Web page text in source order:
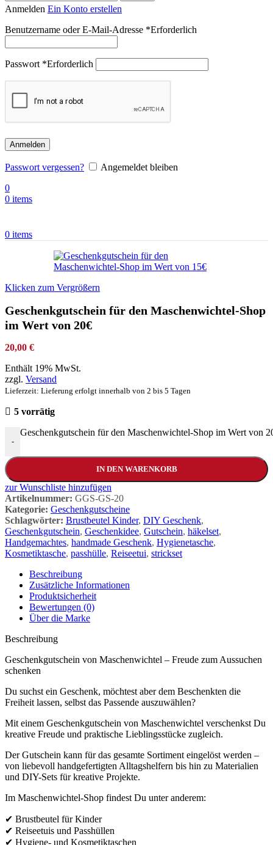
Anmelden Ein Konto erstellen
Benutzername oder E-Mail-Adresse *Erforderlich
Passwort *Erforderlich
Anmelden
Passwort vergessen?
Angemeldet bleiben
0
0 items
0 items
Klicken zum Vergrößern
Geschenkgutschein für den Maschenwichtel-Shop
im Wert von 20€
20,00 €
Enthält 19% MwSt.
zzgl. Versand
Lieferzeit: Lieferung erfolgt innerhalb von 2 bis 5 Tagen
5 vorrätig
-
Geschenkgutschein für den Maschenwichtel-Shop im Wert von
IN DEN WARENKORB
zur Wunschliste hinzufügen
Artikelnummer: GGS-GS-20
Kategorie: Geschenkgutscheine
Schlagwörter: Brustbeutel Kinder, DIY Geschenk,
Geschenkgutschein, Geschenkidee, Gutschein, häkelset,
Handgemachtes, handmade Geschenk, Hygienetasche,
Kosmetiktasche, passhülle, Reiseetui, strickset
Beschreibung
Zusätzliche Informationen
Produktsicherheit
Bewertungen (0)
Über die Marke
Beschreibung
Geschenkgutschein von Maschenwichtel – Freude zum Aussuchen
schenken
Du suchst ein Geschenk, möchtest aber dem Beschenkten die
Freiheit lassen, selbst das Passende auszuwählen?
Mit einem Geschenkgutschein von Maschenwichtel verschenkst Du
kreative Freude und praktische Lieblingsstücke zugleich.
Der Gutschein kann für das gesamte Sortiment eingelöst werden –
von liebevoll handgefertigten Alltagshelfern bis hin zu Materialien
und DIY-Sets für kreative Projekte.
Im Maschenwichtel-Shop findest Du unter anderem:
✔ Brustbeutel für Kinder
✔ Reiseetuis und Passhüllen
✔ Hygiene- und Kosmetiktaschen